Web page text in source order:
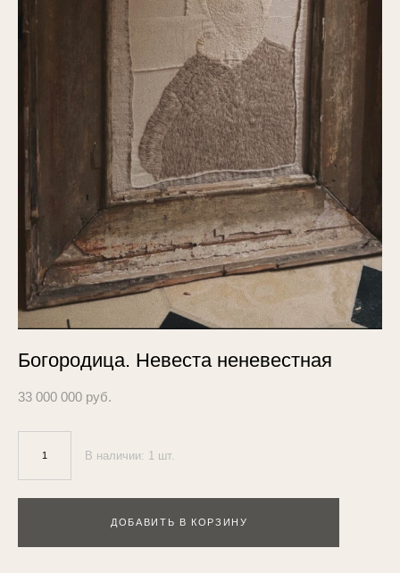
Богородица. Невеста неневестная
33 000 000 pуб.
В наличии: 1 шт.
ДОБАВИТЬ В КОРЗИНУ